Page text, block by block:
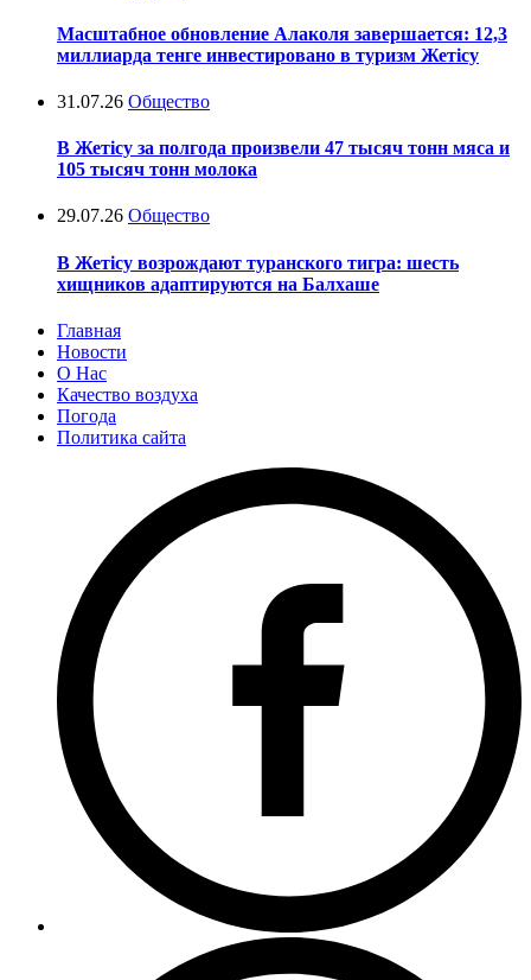
Масштабное обновление Алаколя завершается: 12,3
миллиарда тенге инвестировано в туризм Жетісу
31.07.26 Общество
В Жетісу за полгода произвели 47 тысяч тонн мяса и
105 тысяч тонн молока
29.07.26 Общество
В Жетісу возрождают туранского тигра: шесть
хищников адаптируются на Балхаше
Главная
Новости
О Нас
Качество воздуха
Погода
Политика сайта